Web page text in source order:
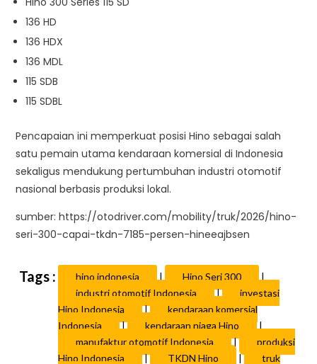
136 HD
136 HDX
136 MDL
115 SDB
115 SDBL
Pencapaian ini memperkuat posisi Hino sebagai salah
satu pemain utama kendaraan komersial di Indonesia
sekaligus mendukung pertumbuhan industri otomotif
nasional berbasis produksi lokal.
sumber: https://otodriver.com/mobility/truk/2026/hino-
seri-300-capai-tkdn-7185-persen-hineeajbsen
hino indonesia | Hino Seri 300
|
industri otomotif Indonesia
|
investasi
Hino Indonesia
|
kendaraan komersial
Indonesia
| kendaraan niaga Hino
|
manufaktur otomotif Indonesia
|
produksi
Hino Indonesia
| TKDN Hino |
truk